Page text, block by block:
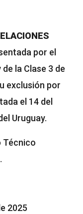
por el
la Clase 3 de
exclusión por
el 14 del
Uruguay.
Técnico
2025